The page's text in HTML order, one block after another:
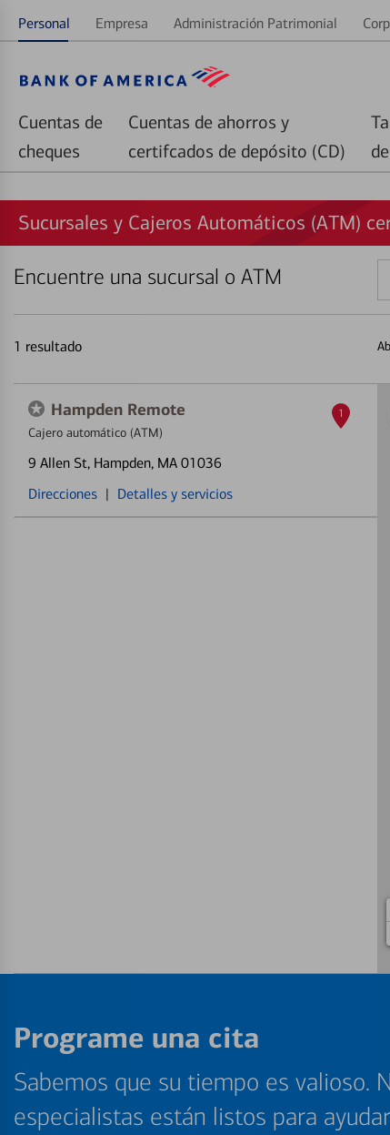
Personal Empresa Administración Patrimonial
Cuentas de
cheques
Cuentas de ahorros y
certifcados de depósito (CD)
Sucursales y Cajeros Automáticos (ATM)
Encuentre una sucursal o ATM
1 resultado
Hampden Remote
Cajero automático (ATM)
9 Allen St, Hampden, MA 01036
Direcciones | Detalles y servicios
1
Programe una cita
Sabemos que su tiempo es valioso.
especialistas están listos para